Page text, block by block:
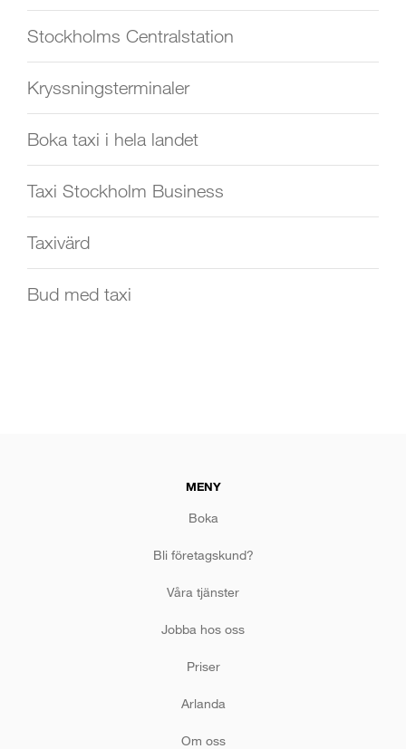
Stockholms Centralstation
Kryssningsterminaler
Boka taxi i hela landet
Taxi Stockholm Business
Taxivärd
Bud med taxi
MENY
Boka
Bli företagskund?
Våra tjänster
Jobba hos oss
Priser
Arlanda
Om oss